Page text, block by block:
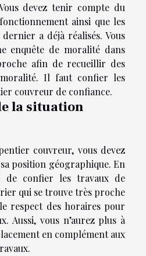
devez tenir compte du
ainsi que les
a déjà réalisés. Vous
enquête de moralité dans
afin de recueillir des
Il faut confier les
couvreur de confiance.
la situation
couvreur, vous devez
position géographique. En
de confier les travaux de
qui se trouve très proche
respect des horaires pour
Aussi, vous n’aurez plus à
en complément aux